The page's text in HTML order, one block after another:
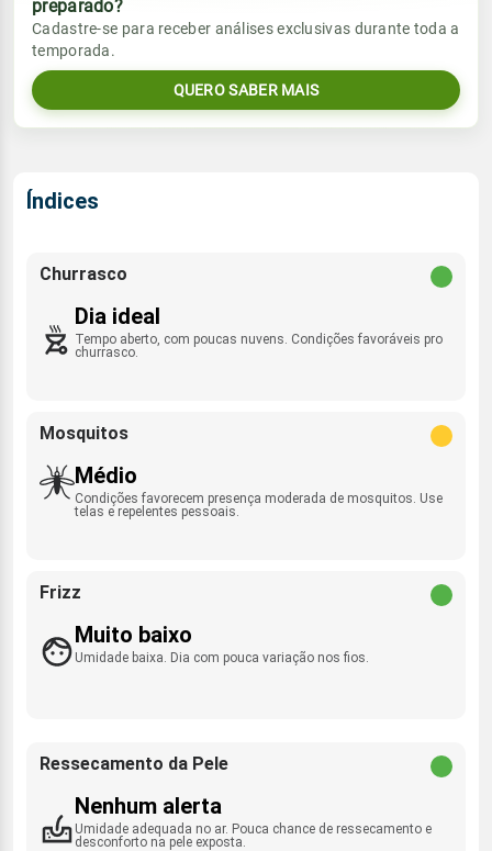
Umidade do ar
38% 94%
Rajada de vento
Sol
05:40h às 17:33h
Lua
Chuva
0.0mm
Umidade do ar
Vento
SE - 15km/h
Rajada de vento
Sol
preparado?
Cadastre-se para receber análises exclusivas durante toda a
temporada.
QUERO SABER MAIS
Índices
Churrasco
Dia ideal
Tempo aberto, com poucas nuvens. Condições favoráveis pro
churrasco.
Mosquitos
Médio
Condições favorecem presença moderada de mosquitos. Use
telas e repelentes pessoais.
Frizz
Muito baixo
Umidade baixa. Dia com pouca variação nos fios.
Ressecamento da Pele
Nenhum alerta
Umidade adequada no ar. Pouca chance de ressecamento e
desconforto na pele exposta.